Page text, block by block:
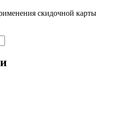
скидочной карты